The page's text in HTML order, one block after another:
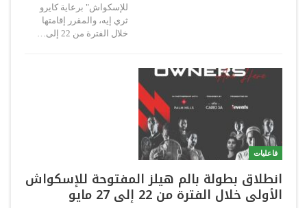
للإسكواش" برعاية كايرو
ثري إيه، والمقرر إقامتها
خلال الفترة من 22 إلى…
فاعليات
انطلاق بطولة بالم هيلز المفتوحة للإسكواش
الأولى خلال الفترة من 22 إلى 27 مايو